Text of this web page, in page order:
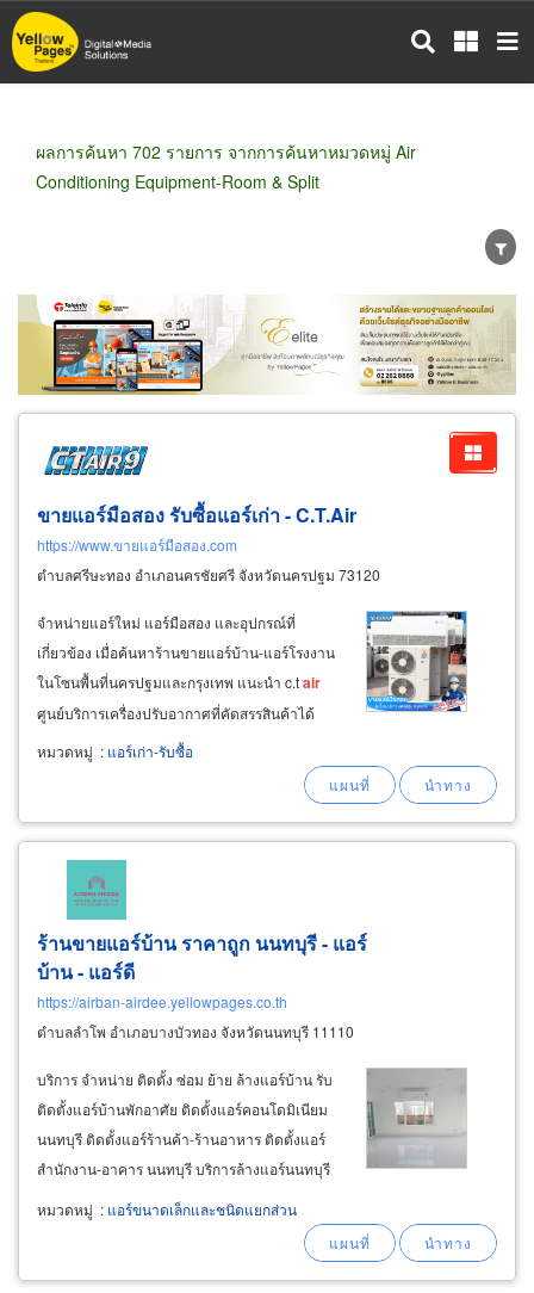
ข้าม
ไป
ผลการค้นหา 702 รายการ จากการค้นหาหมวดหมู่ Air
Conditioning Equipment-Room & Split
ขายส่ง ขายปลีก ผู้ผลิต
ตัวแทนจัดจำหน่าย
ผู้ส่งออก/นำเข้า
ธุรกิจบริการ
ขายแอร์มือสอง รับซื้อแอร์เก่า - C.T.Air
https://www.ขายแอร์มือสอง.com
ตำบลศรีษะทอง อำเภอนครชัยศรี จังหวัดนครปฐม 73120
จำหน่ายแอร์ใหม่ แอร์มือสอง และอุปกรณ์ที่
เกี่ยวข้อง เมื่อค้นหาร้านขายแอร์บ้าน-แอร์โรงงาน
ในโซนพื้นที่นครปฐมและกรุงเทพ แนะนำ c.tair
ศูนย์บริการเครื่องปรับอากาศที่คัดสรรสินค้าได้
มาตรฐาน ตอบโจทย์ลูกค้าที่ต้องการซื้อแอร์ราคา
ถูก และมีการรับประกันคุณภาพ จำหน่ายแอร์บ้าน
หมวดหมู่ : แอร์เก่า-รับซื้อ
ร้านขายแอร์บ้าน ราคาถูก นนทบุรี - แอร์
บ้าน - แอร์ดี
https://airban-airdee.yellowpages.co.th
ตำบลลำโพ อำเภอบางบัวทอง จังหวัดนนทบุรี 11110
บริการ จำหน่าย ติดตั้ง ซ่อม ย้าย ล้างแอร์บ้าน รับ
ติดตั้งแอร์บ้านพักอาศัย ติดตั้งแอร์คอนโดมิเนียม
นนทบุรี ติดตั้งแอร์ร้านค้า-ร้านอาหาร ติดตั้งแอร์
สำนักงาน-อาคาร นนทบุรี บริการล้างแอร์นนทบุรี
ล้างใหญ่พร้อมกันหลายเครื่องได้ราคาถูกพร้อม
บริการตรวจสอบการทำงานแอร์ ฟรี บริการรับเหมา
หมวดหมู่ : แอร์ขนาดเล็กและชนิดแยกส่วน